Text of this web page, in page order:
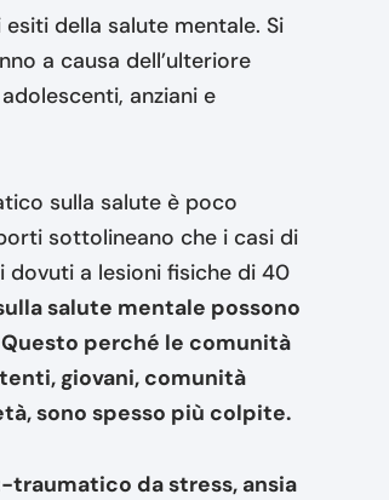
della salute mentale. Si
a causa dell’ulteriore
anziani e
sulla salute è poco
sottolineano che i casi di
dovuti a lesioni fisiche di 40
salute mentale possono
perché le comunità
giovani, comunità
sono spesso più colpite.
da stress, ansia